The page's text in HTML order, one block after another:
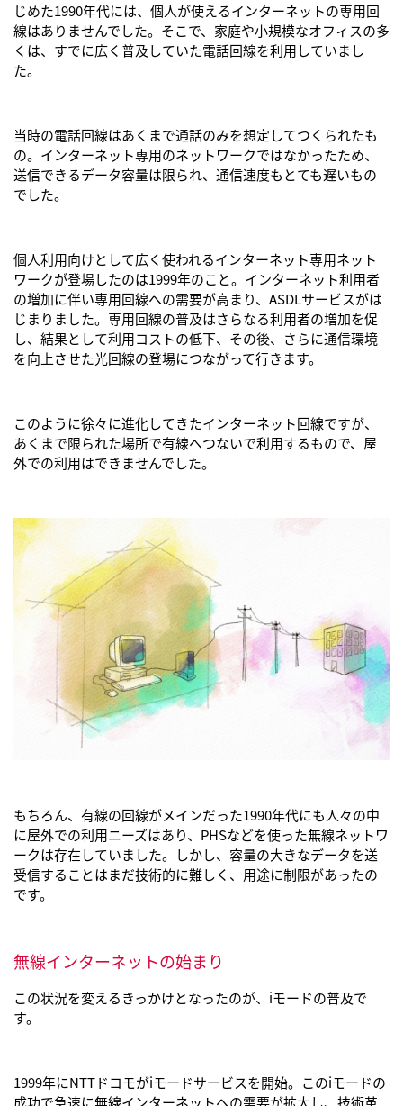
じめた1990年代には、個人が使えるインターネットの専用回
線はありませんでした。そこで、家庭や小規模なオフィスの多
くは、すでに広く普及していた電話回線を利用していまし
た。
当時の電話回線はあくまで通話のみを想定してつくられたも
の。インターネット専用のネットワークではなかったため、
送信できるデータ容量は限られ、通信速度もとても遅いもの
でした。
個人利用向けとして広く使われるインターネット専用ネット
ワークが登場したのは1999年のこと。インターネット利用者
の増加に伴い専用回線への需要が高まり、ASDLサービスがは
じまりました。専用回線の普及はさらなる利用者の増加を促
し、結果として利用コストの低下、その後、さらに通信環境
を向上させた光回線の登場につながって行きます。
このように徐々に進化してきたインターネット回線ですが、
あくまで限られた場所で有線へつないで利用するもので、屋
外での利用はできませんでした。
もちろん、有線の回線がメインだった1990年代にも人々の中
に屋外での利用ニーズはあり、PHSなどを使った無線ネットワ
ークは存在していました。しかし、容量の大きなデータを送
受信することはまだ技術的に難しく、用途に制限があったの
です。
無線インターネットの始まり
この状況を変えるきっかけとなったのが、iモードの普及で
す。
1999年にNTTドコモがiモードサービスを開始。このiモードの
成功で急速に無線インターネットへの需要が拡大し、技術革